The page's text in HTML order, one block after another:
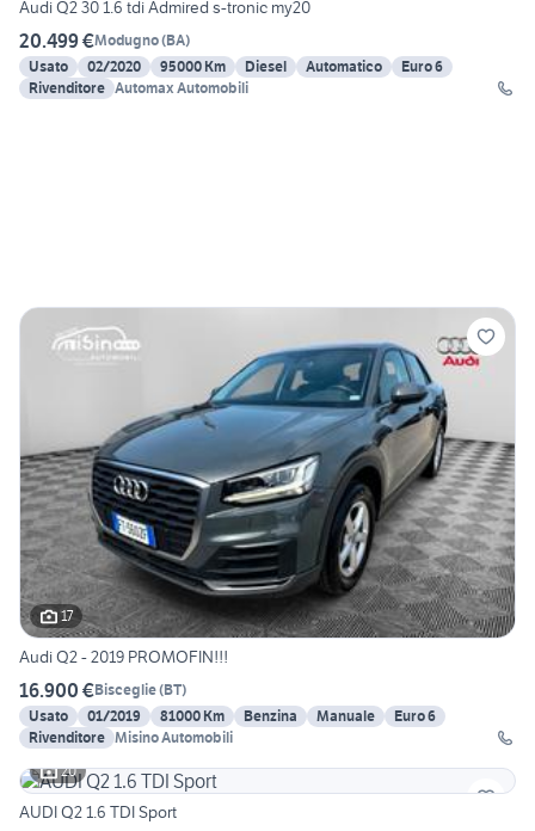
Audi Q2 30 1.6 tdi Admired s-tronic my20
20.499 €Modugno(BA)
Usato
02/2020 95000 Km Diesel Automatico
Euro 6
Rivenditore Automax Automobili
17
Audi Q2 - 2019 PROMOFIN!!!
16.900 €Bisceglie(BT)
Usato
01/2019 81000 Km Benzina Manuale
Euro 6
Rivenditore Misino Automobili
20
AUDI Q2 1.6 TDI Sport